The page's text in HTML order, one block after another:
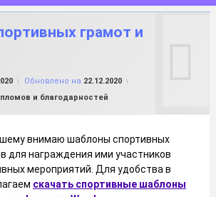
грамот и
Обновлено на 22.12.2020
и благодарностей
внимаю шаблоны спортивных
для награждения ими участников
мероприятий. Для удобства в
скачать спортивные шаблоны